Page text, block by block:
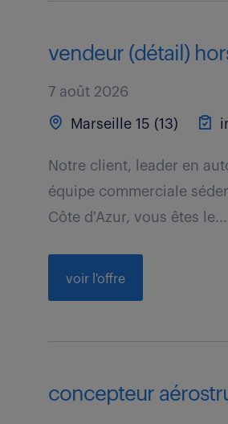
vendeur (détail)
7 août 2026
Marseille 15 (13)
Notre client, leader en
équipe commerciale
Côte d'Azur, vous êtes le...
voir l'offre
concepteur